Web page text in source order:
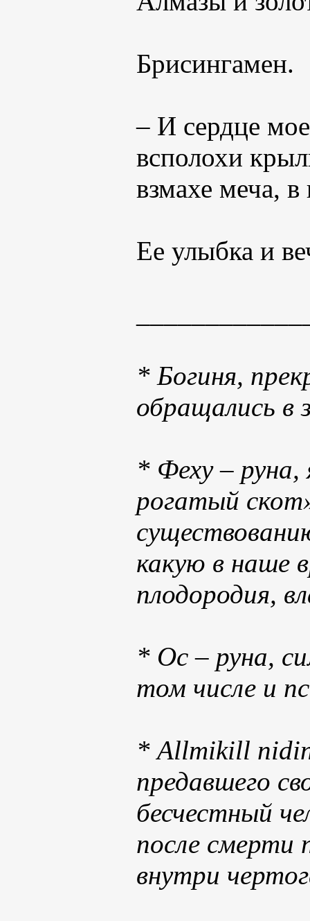
Брисингамен.
– И сердце
всполохи
взмахе меча,
Ее улыбка и
* Богиня,
обращались в
* Феху – руна,
рогатый
какую в наше
плодородия,
* Ос – руна,
том числе и
* Аllmikill
предавшего
бесчестный
после смерти
внутри